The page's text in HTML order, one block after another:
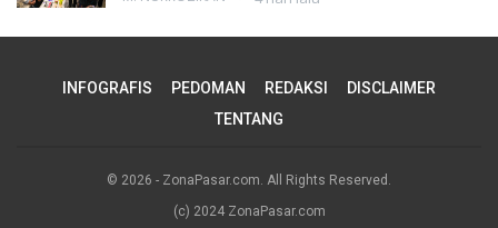
INFOGRAFIS PEDOMAN REDAKSI
DISCLAIMER
TENTANG
© 2026 - ZonaPasar.com. All Rights Reserved.
(c) 2024 ZonaPasar.com